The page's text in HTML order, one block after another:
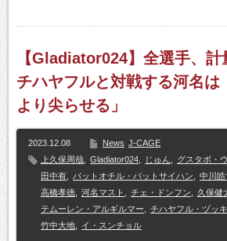
【Gladiator024】全選手、計
チハヤフルと対戦する河名は
より尖らせる」
2023.12.08 News J-CAGE
上久保周哉
Gladiator024 じゅん グスタボ・
田中有
バットオチル・バットサイハン 中川皓
高橋孝徳
河名マスト チェ・ドンフン 久保健
テムーレン・アルギルマー
チハヤフル・ヅッ
竹中大地
イ・スンチョル